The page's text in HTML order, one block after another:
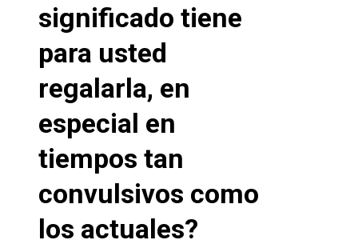
significado tiene
para usted
regalarla, en
especial en
tiempos tan
convulsivos como
los actuales?